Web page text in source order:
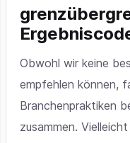
Obwohl wir keine
empfehlen können,
Branchenpraktiken
zusammen.